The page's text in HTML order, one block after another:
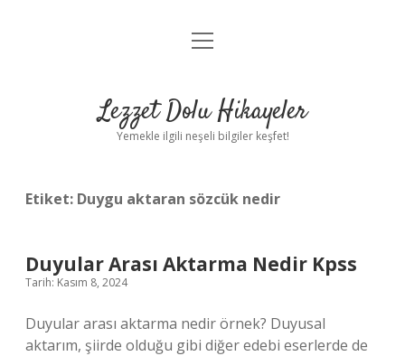
Anasayfa
Yasal Uyarı
menüyü
Lezzet Dolu Hikayeler
Yemekle ilgili neşeli bilgiler keşfet!
Etiket: Duygu aktaran sözcük nedir
Duyular Arası Aktarma Nedir Kpss
Tarih: Kasım 8, 2024
Duyular arası aktarma nedir örnek? Duyusal
aktarım, şiirde olduğu gibi diğer edebi eserlerde de